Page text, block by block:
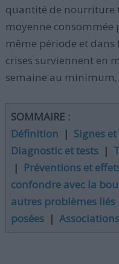
quantité de nourriture
moyenne consommée
même période et dans
crises surviennent en
semaine au minimum,
SOMMAIRE :
Définition | Signes
Diagnostic et tests|
| Préventions et
confondre avec la
autres problèmes liés
posées|